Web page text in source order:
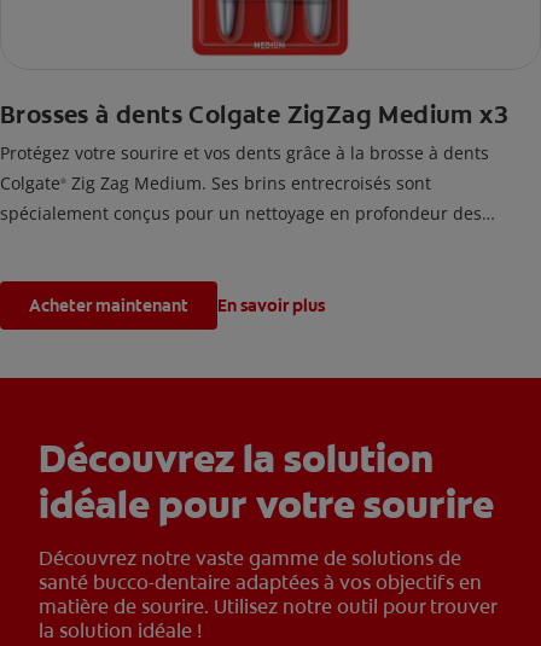
Brosses à dents Colgate ZigZag Medium x3
Protégez votre sourire et vos dents grâce à la brosse à dents
Colgate® Zig Zag Medium. Ses brins entrecroisés sont
spécialement conçus pour un nettoyage en profondeur des
Acheter maintenant En savoir plus
Découvrez la solution
idéale pour votre sourire
Découvrez notre vaste gamme de solutions de
santé bucco-dentaire adaptées à vos objectifs en
matière de sourire. Utilisez notre outil pour trouver
la solution idéale !